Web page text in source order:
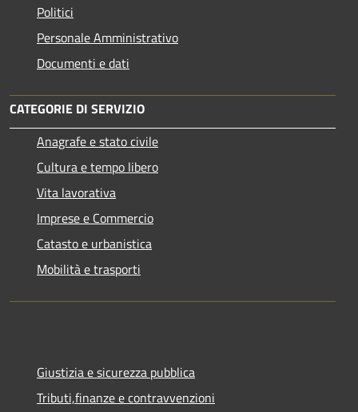
Politici
Personale Amministrativo
Documenti e dati
CATEGORIE DI SERVIZIO
Anagrafe e stato civile
Cultura e tempo libero
Vita lavorativa
Imprese e Commercio
Catasto e urbanistica
Mobilità e trasporti
Giustizia e sicurezza pubblica
Tributi,finanze e contravvenzioni